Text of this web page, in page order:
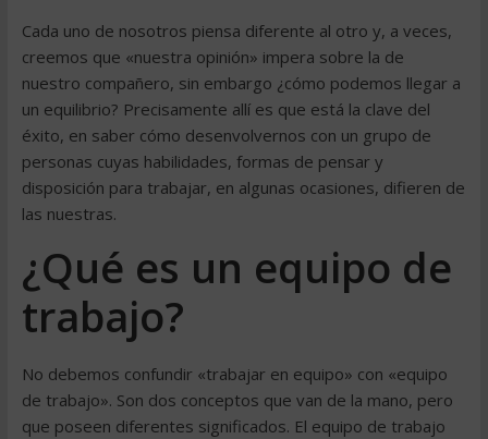
Cada uno de nosotros piensa diferente al otro y, a veces,
creemos que «nuestra opinión» impera sobre la de
nuestro compañero, sin embargo ¿cómo podemos llegar a
un equilibrio? Precisamente allí es que está la clave del
éxito, en saber cómo desenvolvernos con un grupo de
personas cuyas habilidades, formas de pensar y
disposición para trabajar, en algunas ocasiones, difieren de
las nuestras.
¿Qué es un equipo de
trabajo?
No debemos confundir «trabajar en equipo» con «equipo
de trabajo». Son dos conceptos que van de la mano, pero
que poseen diferentes significados. El equipo de trabajo